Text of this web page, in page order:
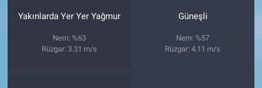
Yakınlarda Yer Yer Yağmur
Nem: %63
Rüzgar: 3.31 m/s
Güneşli
Nem: %57
Rüzgar: 4.11 m/s